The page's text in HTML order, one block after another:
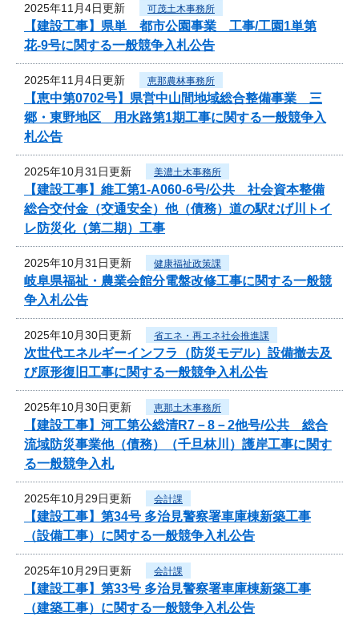
2025年11月4日更新 可茂土木事務所
【建設工事】県単 都市公園事業 工事/工園1単第
花-9号に関する一般競争入札公告
2025年11月4日更新 恵那農林事務所
【恵中第0702号】県営中山間地域総合整備事業 三
郷・東野地区 用水路第1期工事に関する一般競争入
札公告
2025年10月31日更新 美濃土木事務所
【建設工事】維工第1-A060-6号/公共 社会資本整備
総合交付金（交通安全）他（債務）道の駅むげ川トイ
レ防災化（第二期）工事
2025年10月31日更新 健康福祉政策課
岐阜県福祉・農業会館分電盤改修工事に関する一般競
争入札公告
2025年10月30日更新 省エネ・再エネ社会推進課
次世代エネルギーインフラ（防災モデル）設備撤去及
び原形復旧工事に関する一般競争入札公告
2025年10月30日更新 恵那土木事務所
【建設工事】河工第公総清R7－8－2他号/公共 総合
流域防災事業他（債務）（千旦林川）護岸工事に関す
る一般競争入札
2025年10月29日更新 会計課
【建設工事】第34号 多治見警察署車庫棟新築工事
（設備工事）に関する一般競争入札公告
2025年10月29日更新 会計課
【建設工事】第33号 多治見警察署車庫棟新築工事
（建築工事）に関する一般競争入札公告